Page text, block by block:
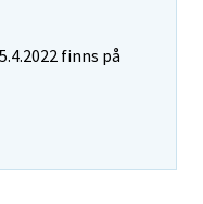
finns på